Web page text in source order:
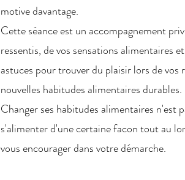
motive davantage.
Cette séance est un accompagnement
ressentis, de vos sensations alimentaires
astuces pour trouver du plaisir lors de
nouvelles habitudes alimentaires durables.
Changer ses habitudes alimentaires n'est
s'alimenter d'une certaine facon tout au
vous encourager dans votre démarche.